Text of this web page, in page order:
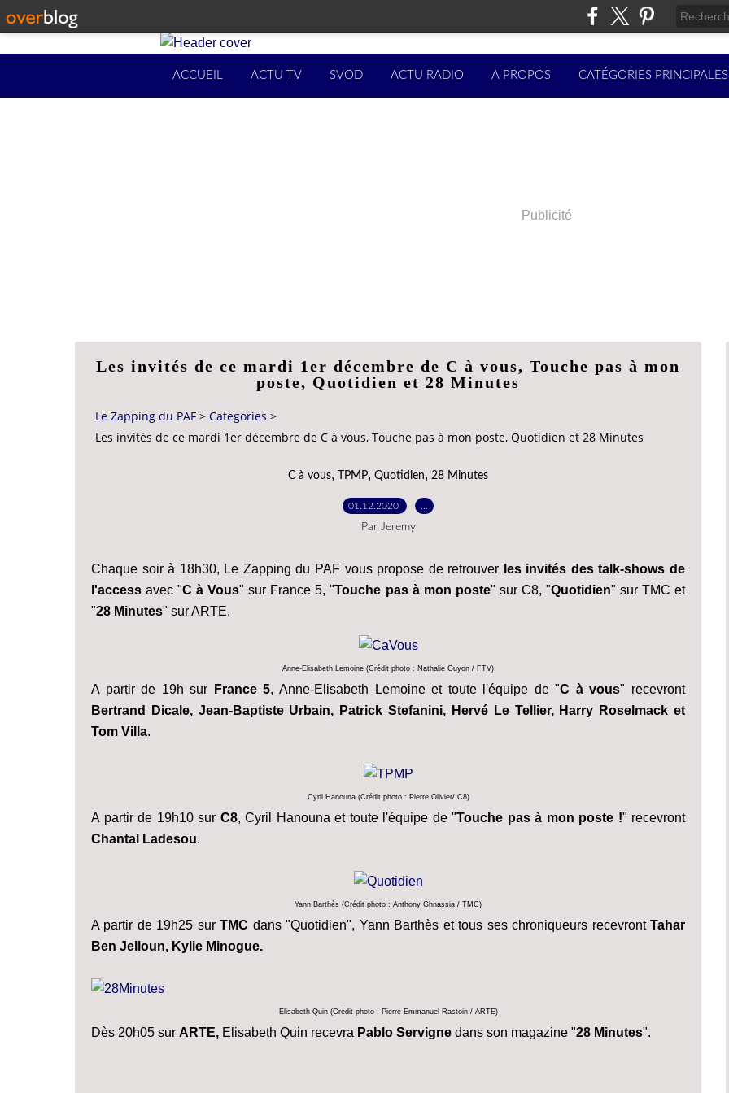
ACCUEIL ACTU TV SVOD ACTU RADIO A PROPOS CATÉGORIES PRINCIPALES
Publicité
Les invités de ce mardi 1er décembre de C à vous, Touche pas à mon
poste, Quotidien et 28 Minutes
Le Zapping du PAF > Categories >
Les invités de ce mardi 1er décembre de C à vous, Touche pas à mon poste, Quotidien et 28 Minutes
C à vous, TPMP, Quotidien, 28 Minutes
01.12.2020
Par Jeremy
Chaque soir à 18h30, Le Zapping du PAF vous propose de retrouver les invités des talk-shows de
l'accessavec "C à Vous" sur France 5, "Touche pas à mon poste" sur C8, "Quotidien" sur TMC et
"28 Minutes" sur ARTE.
Anne-Elisabeth Lemoine (Crédit photo : Nathalie Guyon / FTV)
A partir de 19h sur France 5, Anne-Elisabeth Lemoine et toute l'équipe de "C à vous" recevront
Bertrand Dicale, Jean-Baptiste Urbain, Patrick Stefanini, Hervé Le Tellier, Harry Roselmack et
Tom Villa.
Cyril Hanouna (Crédit photo : Pierre Olivier/ C8)
A partir de 19h10 sur C8, Cyril Hanouna et toute l'équipe de "Touche pas à mon poste !" recevront
Chantal Ladesou.
Yann Barthès (Crédit photo : Anthony Ghnassia / TMC)
A partir de 19h25 surTMC dans "Quotidien", Yann Barthès et tous ses chroniqueurs recevrontTahar
Ben Jelloun, Kylie Minogue.
Elisabeth Quin (Crédit photo : Pierre-Emmanuel Rastoin / ARTE)
Dès 20h05 sur ARTE, Elisabeth Quin recevra Pablo Servigne dans son magazine "28 Minutes".